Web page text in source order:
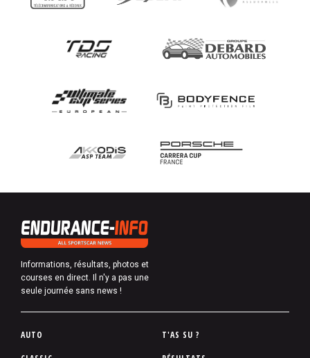
Informations, résultats, photos et
courses en direct. Il n'y a pas une
seule journée sans news !
P
AUTO
T'AS SU ?